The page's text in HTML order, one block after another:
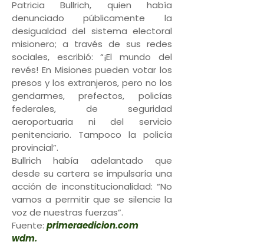
Patricia Bullrich, quien había
denunciado públicamente la
desigualdad del sistema electoral
misionero; a través de sus redes
sociales, escribió: “¡El mundo del
revés! En Misiones pueden votar los
presos y los extranjeros, pero no los
gendarmes, prefectos, policías
federales, de seguridad
aeroportuaria ni del servicio
penitenciario. Tampoco la policía
provincial”.
Bullrich había adelantado que
desde su cartera se impulsaría una
acción de inconstitucionalidad: “No
vamos a permitir que se silencie la
voz de nuestras fuerzas”.
Fuente: primeraedicion.com
wdm.